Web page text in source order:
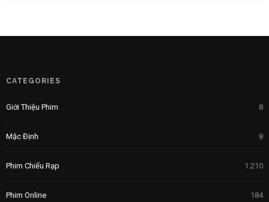
CATEGORIES
Giới Thiệu Phim 8
Mặc Định 8
Phim Chiếu Rạp 1.210
Phim Online 184